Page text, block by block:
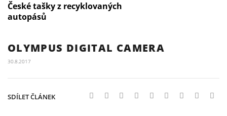
České tašky z recyklovaných
autopásů
OLYMPUS DIGITAL CAMERA
30.8.2017
SDÍLET ČLÁNEK